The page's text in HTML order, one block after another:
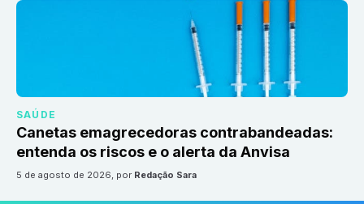
SAÚDE
Canetas emagrecedoras contrabandeadas:
entenda os riscos e o alerta da Anvisa
5 de agosto de 2026, por Redação Sara